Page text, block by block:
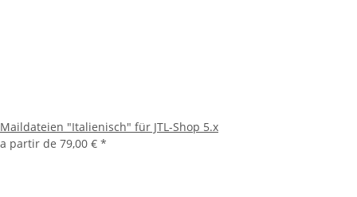
Maildateien "Italienisch" für JTL-Shop 5.x
a partir de 79,00 € *